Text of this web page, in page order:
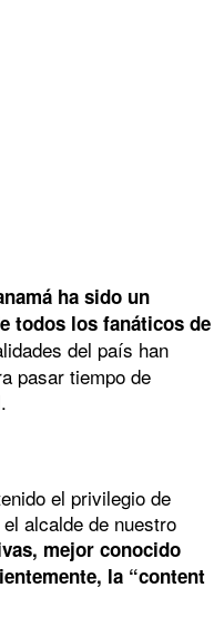
ha sido un
todos los fanáticos de
del país han
pasar tiempo de
el privilegio de
alcalde de nuestro
mejor conocido
la “content